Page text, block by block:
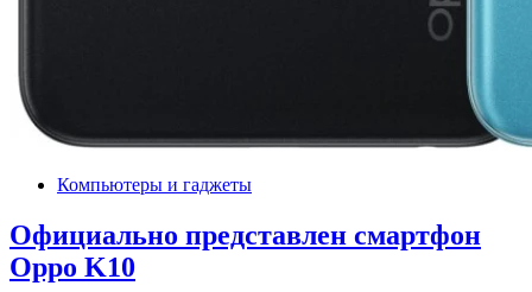
Компьютеры и гаджеты
Официально представлен смартфон
Oppo K10